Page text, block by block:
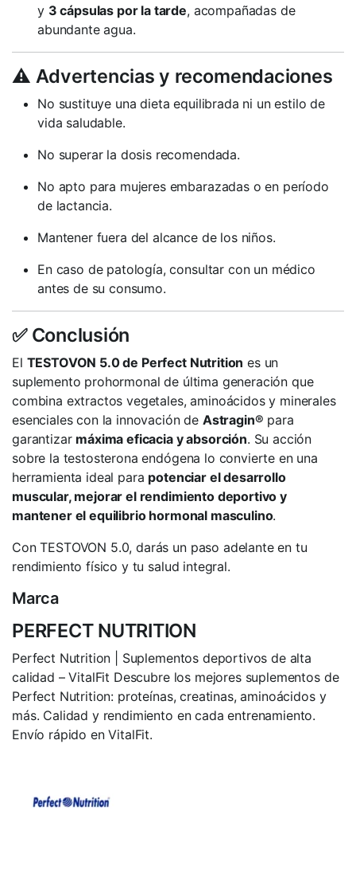
y 3 cápsulas por la tarde, acompañadas de
abundante agua.
⚠️ Advertencias y recomendaciones
No sustituye una dieta equilibrada ni un estilo de
vida saludable.
No superar la dosis recomendada.
No apto para mujeres embarazadas o en período
de lactancia.
Mantener fuera del alcance de los niños.
En caso de patología, consultar con un médico
antes de su consumo.
✅ Conclusión
El TESTOVON 5.0 de Perfect Nutrition es un
suplemento prohormonal de última generación que
combina extractos vegetales, aminoácidos y minerales
esenciales con la innovación de Astragin® para
garantizar máxima eficacia y absorción. Su acción
sobre la testosterona endógena lo convierte en una
herramienta ideal para potenciar el desarrollo
muscular, mejorar el rendimiento deportivo y
mantener el equilibrio hormonal masculino.
Con TESTOVON 5.0, darás un paso adelante en tu
rendimiento físico y tu salud integral.
Marca
PERFECT NUTRITION
Perfect Nutrition | Suplementos deportivos de alta
calidad – VitalFit Descubre los mejores suplementos de
Perfect Nutrition: proteínas, creatinas, aminoácidos y
más. Calidad y rendimiento en cada entrenamiento.
Envío rápido en VitalFit.